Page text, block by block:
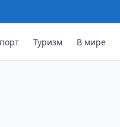
Туризм В мире